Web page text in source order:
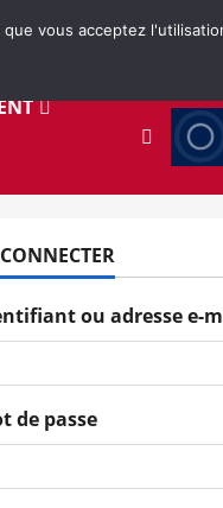
ou adresse e-
de passe
vous acceptez